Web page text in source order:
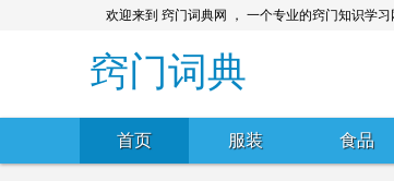
欢迎来到 窍门词典网 ， 一个专业的窍门知识学习
窍门词典
首页 服装 食品